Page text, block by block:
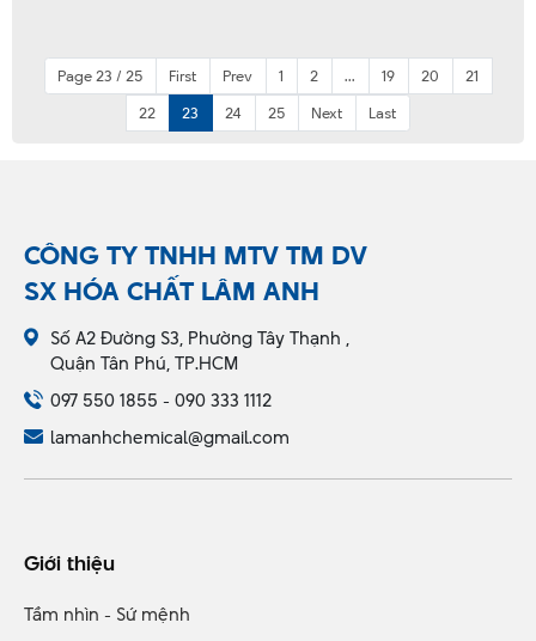
Page 23 / 25 First Prev 1 2 ... 19 20
21
22
23 24 25 Next Last
CÔNG TY TNHH MTV TM DV
SX HÓA CHẤT LÂM ANH
Số A2 Đường S3, Phường Tây Thạnh ,
Quận Tân Phú, TP.HCM
097 550 1855 - 090 333 1112
lamanhchemical@gmail.com
Giới thiệu
Tầm nhìn - Sứ mệnh